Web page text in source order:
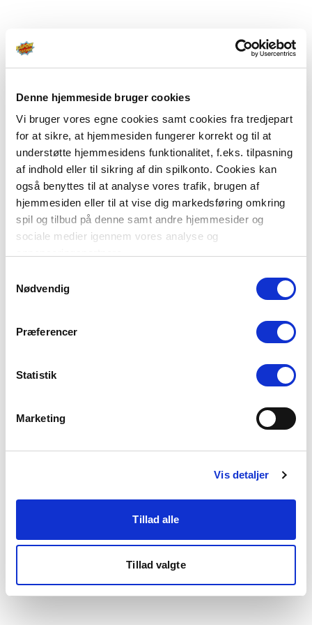
Denne hjemmeside bruger cookies
Vi bruger vores egne cookies samt cookies fra tredjepart
for at sikre, at hjemmesiden fungerer korrekt og til at
understøtte hjemmesidens funktionalitet, f.eks. tilpasning
af indhold eller til sikring af din spilkonto. Cookies kan
også benyttes til at analyse vores trafik, brugen af
hjemmesiden eller til at vise dig markedsføring omkring
spil og tilbud på denne samt andre hjemmesider og
sociale medier igennem vores analyse og
Du kan læse mere om vores brug af cookies under
"Detaljer" eller ved at klikke videre til vores Cookiepolitik,
Nødvendig
Præferencer
Statistik
Marketing
Vis detaljer
Tillad alle
Tillad valgte